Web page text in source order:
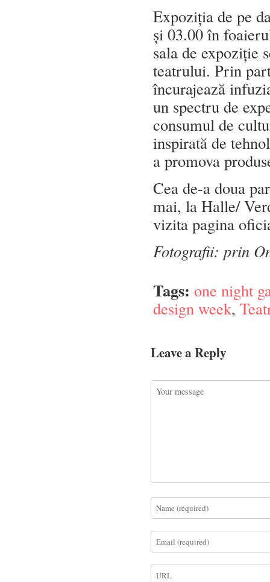
Expoziția de pe
și 03.00 în
sala de expoziție
teatrului. Prin
încurajează
un spectru de
consumul de
inspirată de
a promova
Cea de-a doua
mai, la Halle/
vizita pagina
Fotografii: prin
Tags: one night
design week,
Leave a Reply